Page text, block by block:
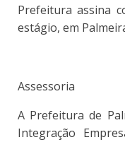
Prefeitura assina
estágio, em
Assessoria
A Prefeitura de
Integração